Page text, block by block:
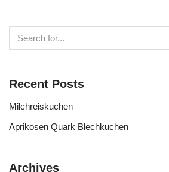
Recent Posts
Milchreiskuchen
Aprikosen Quark Blechkuchen
Archives